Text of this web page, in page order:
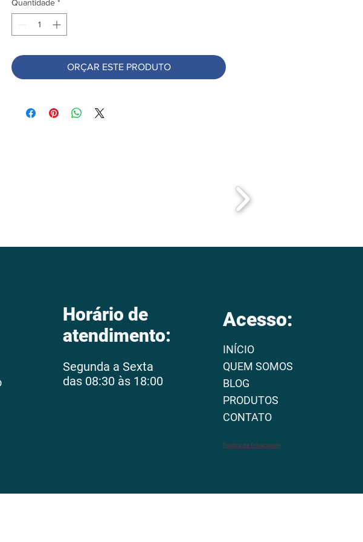
Quantidade *
ORÇAR ESTE PRODUTO
Horário de
atendimento:
Segunda a Sexta
das 08:30 às 18:00
Acesso:
INÍCIO
QUEM SOMOS
BLOG
PRODUTOS
CONTATO
Política de Privacidade